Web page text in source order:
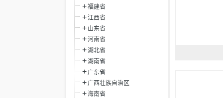
福建省
江西省
山东省
河南省
湖北省
湖南省
广东省
广西壮族自治区
海南省